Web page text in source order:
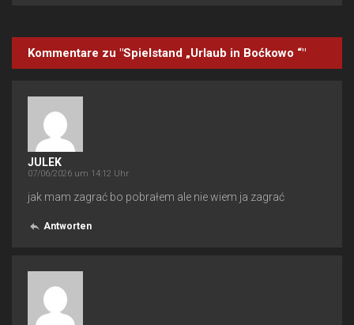
Kommentare zu "Spielstand „Urlaub in Boćkowo “"
JULEK
07/06/2026 um 14:12 Uhr
jak mam zagrać bo pobrałem ale nie wiem ja zagrać
Antworten